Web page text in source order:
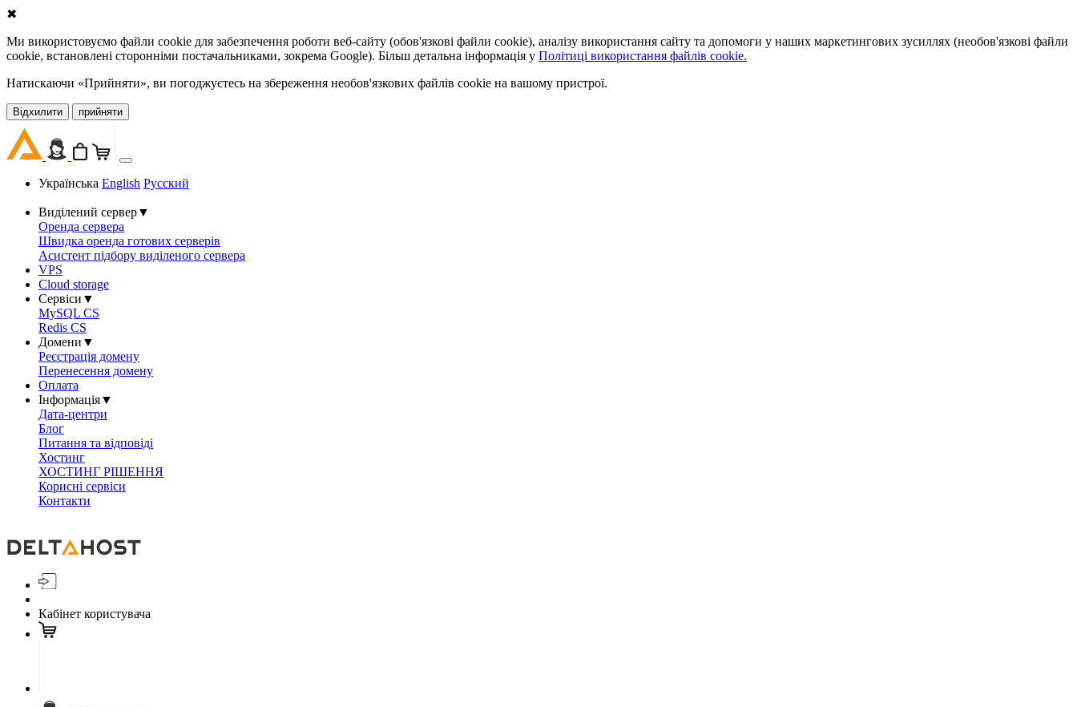
✖
Ми використовуємо файли cookie для забезпечення роботи веб-сайту (обов'язкові файли cookie), аналізу використання сайту та допомоги у наших маркетингових зусиллях (необов'язкові файли
cookie, встановлені сторонніми постачальниками, зокрема Google). Більш детальна інформація у Політиці використання файлів cookie.
Натискаючи «Прийняти», ви погоджуєтесь на збереження необов'язкових файлів cookie на вашому пристрої.
Відхилити прийняти
Українська English Русский
Виділений сервер▼
Оренда сервера
Швидка оренда готових серверів
Асистент підбору виділеного сервера
VPS
Cloud storage
Сервіси ▼
MySQL CS
Redis CS
Домени ▼
Реєстрація домену
Перенесення домену
Оплата
Інформація▼
Дата-центри
Блог
Питання та відповіді
Хостинг
ХОСТИНГ РІШЕННЯ
Корисні сервіси
Контакти
Кабінет користувача